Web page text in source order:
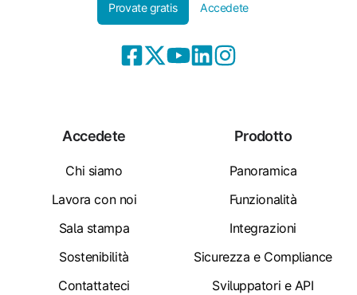
Provate gratis Accedete
Accedete
Chi siamo
Lavora con noi
Sala stampa
Sostenibilità
Contattateci
Prodotto
Panoramica
Funzionalità
Integrazioni
Sicurezza e Compliance
Sviluppatori e API